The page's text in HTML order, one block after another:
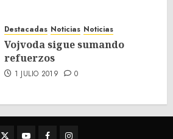
Destacadas Noticias Noticias
Vojvoda sigue sumando
refuerzos
1 JULIO 2019 0
TwitterYoutubeFacebookInstagram